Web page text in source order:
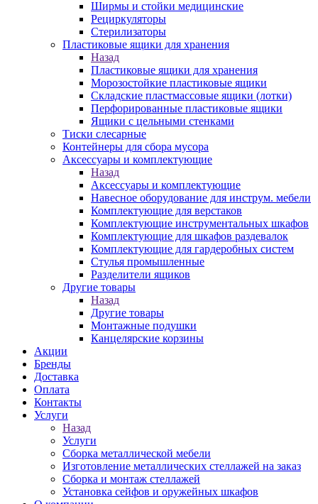
Ширмы и стойки медицинские
Рециркуляторы
Стерилизаторы
Пластиковые ящики для хранения
Назад
Пластиковые ящики для хранения
Морозостойкие пластиковые ящики
Складские пластмассовые ящики (лотки)
Перфорированные пластиковые ящики
Ящики с цельными стенками
Тиски слесарные
Контейнеры для сбора мусора
Аксессуары и комплектующие
Назад
Аксессуары и комплектующие
Навесное оборудование для инструм. мебели
Комплектующие для верстаков
Комплектующие инструментальных шкафов
Комплектующие для шкафов раздевалок
Комплектующие для гардеробных систем
Стулья промышленные
Разделители ящиков
Другие товары
Назад
Другие товары
Монтажные подушки
Канцелярские корзины
Акции
Бренды
Доставка
Оплата
Контакты
Услуги
Назад
Услуги
Сборка металлической мебели
Изготовление металлических стеллажей на заказ
Сборка и монтаж стеллажей
Установка сейфов и оружейных шкафов